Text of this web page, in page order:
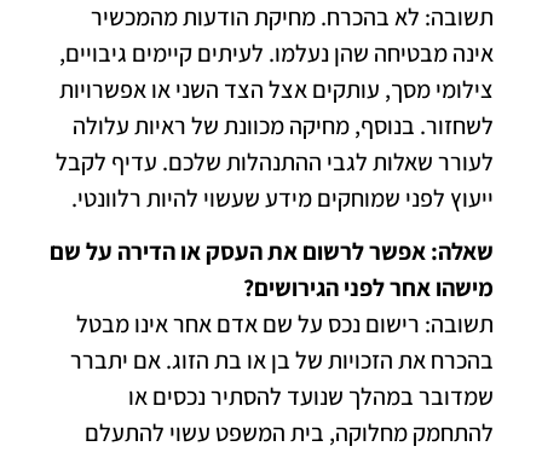
תשובה: לא בהכרח. מחיקת הודעות מהמכשיר
אינה מבטיחה שהן נעלמו. לעיתים קיימים גיבויים,
צילומי מסך, עותקים אצל הצד השני או אפשרויות
לשחזור. בנוסף, מחיקה מכוונת של ראיות עלולה
לעורר שאלות לגבי ההתנהלות שלכם. עדיף לקבל
ייעוץ לפני שמוחקים מידע שעשוי להיות רלוונטי.
שאלה: אפשר לרשום את העסק או הדירה על שם
מישהו אחר לפני הגירושים?
תשובה: רישום נכס על שם אדם אחר אינו מבטל
בהכרח את הזכויות של בן או בת הזוג. אם יתברר
שמדובר במהלך שנועד להסתיר נכסים או
להתחמק מחלוקה, בית המשפט עשוי להתעלם